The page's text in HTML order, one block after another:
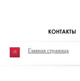
Главная страница